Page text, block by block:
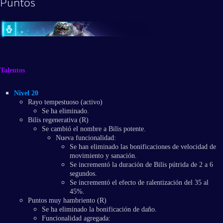
Talentos
Nivel 20
Rayo tempestuoso (activo)
Se ha eliminado.
Bilis regenerativa (R)
​Se cambió el nombre a Bilis potente.
Nueva funcionalidad:
Se han eliminado las bonificaciones de velocidad de
movimiento y sanación.
Se incrementó la duración de Bilis pútrida de 2 a 6
segundos.
Se incrementó el efecto de ralentización del 35 al
45%.
Puntos muy hambriento (R)
Se ha eliminado la bonificación de daño.
Funcionalidad agregada: